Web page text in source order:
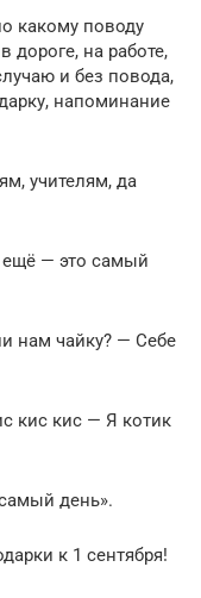
какому поводу
дороге, на работе,
и без повода,
напоминание
учителям, да
— это самый
нам чайку? — Себе
кис кис — Я котик
день».
к 1 сентября!